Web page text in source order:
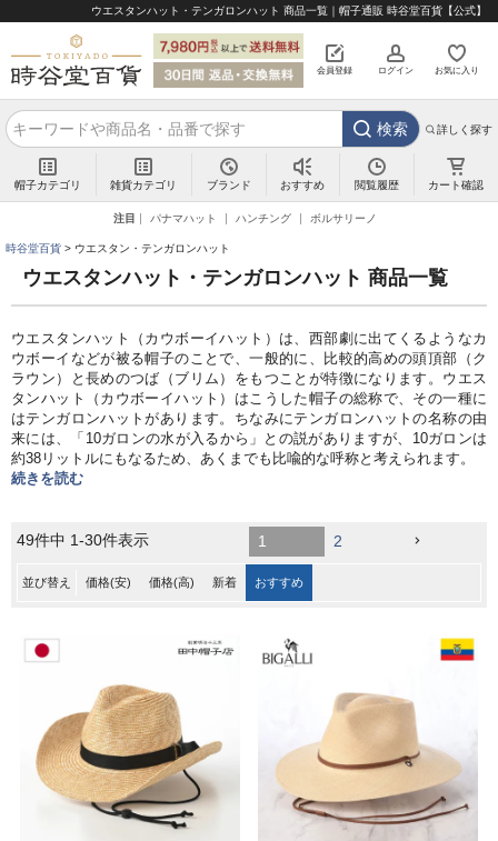
ウエスタンハット・テンガロンハット 商品一覧｜帽子通販 時谷堂百貨【公式】
会員登録 ログイン お気に入り
検索 詳しく探す
帽子カテゴリ 雑貨カテゴリ ブランド おすすめ 閲覧履歴 カート確認
注目 パナマハット ハンチング ボルサリーノ
時谷堂百貨 ウエスタン・テンガロンハット
ウエスタンハット・テンガロンハット 商品一覧
ウエスタンハット（カウボーイハット）は、西部劇に出てくるようなカ
ウボーイなどが被る帽子のことで、一般的に、比較的高めの頭頂部（ク
ラウン）と長めのつば（ブリム）をもつことが特徴になります。ウエス
タンハット（カウボーイハット）はこうした帽子の総称で、その一種に
はテンガロンハットがあります。ちなみにテンガロンハットの名称の由
来には、「10ガロンの水が入るから」との説がありますが、10ガロンは
約38リットルにもなるため、あくまでも比喩的な呼称と考えられます。
続きを読む
並び替え 価格(安) 価格(高) 新着 おすすめ
49件中 1-30件表示 1 2